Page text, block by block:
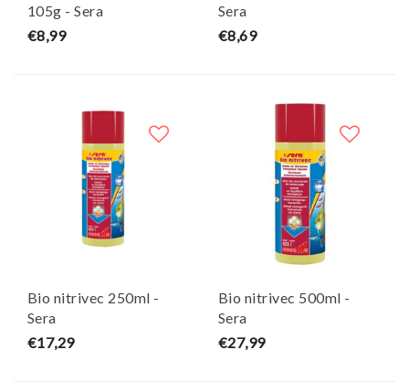
105g - Sera
€8,99
Sera
€8,69
Bio nitrivec 250ml -
Sera
€17,29
Bio nitrivec 500ml -
Sera
€27,99